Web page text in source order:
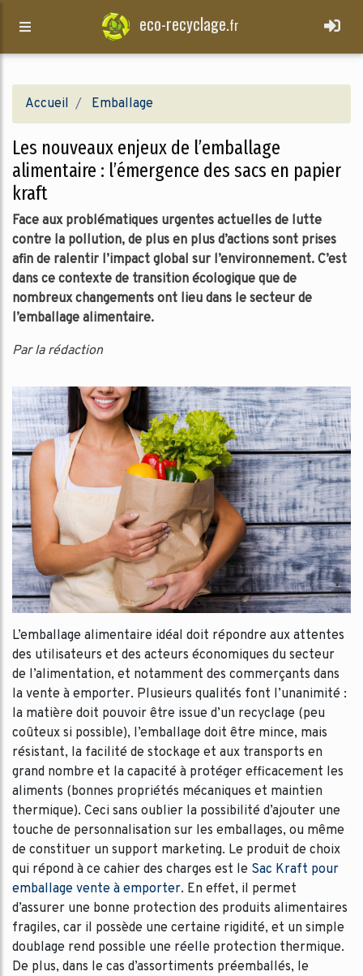
eco-recyclage.fr
Accueil Emballage
Les nouveaux enjeux de l’emballage
alimentaire : l’émergence des sacs en papier
kraft
Face aux problématiques urgentes actuelles de lutte
contre la pollution, de plus en plus d’actions sont prises
afin de ralentir l’impact global sur l’environnement. C’est
dans ce contexte de transition écologique que de
nombreux changements ont lieu dans le secteur de
l’emballage alimentaire.
Par la rédaction
L’emballage alimentaire idéal doit répondre aux attentes
des utilisateurs et des acteurs économiques du secteur
de l’alimentation, et notamment des commerçants dans
la vente à emporter. Plusieurs qualités font l’unanimité :
la matière doit pouvoir être issue d’un recyclage (peu
coûteux si possible), l’emballage doit être mince, mais
résistant, la facilité de stockage et aux transports en
grand nombre et la capacité à protéger efficacement les
aliments (bonnes propriétés mécaniques et maintien
thermique). Ceci sans oublier la possibilité d’ajouter une
touche de personnalisation sur les emballages, ou même
de constituer un support marketing. Le produit de choix
qui répond à ce cahier des charges est le Sac Kraft pour
emballage vente à emporter. En effet, il permet
d’assurer une bonne protection des produits alimentaires
fragiles, car il possède une certaine rigidité, et un simple
doublage rend possible une réelle protection thermique.
De plus, dans le cas d’assortiments préemballés, le